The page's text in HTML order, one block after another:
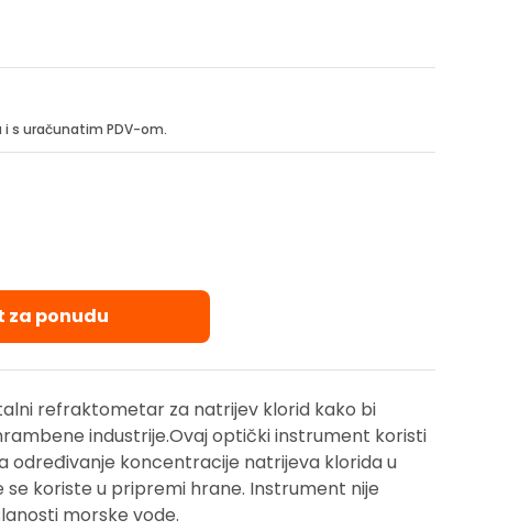
i s uračunatim PDV-om.
za ponudu
refraktometar za natrijev klorid kako bi
industrije.Ovaj optički instrument koristi
određivanje koncentracije natrijeva klorida u
koriste u pripremi hrane. Instrument nije
morske vode.